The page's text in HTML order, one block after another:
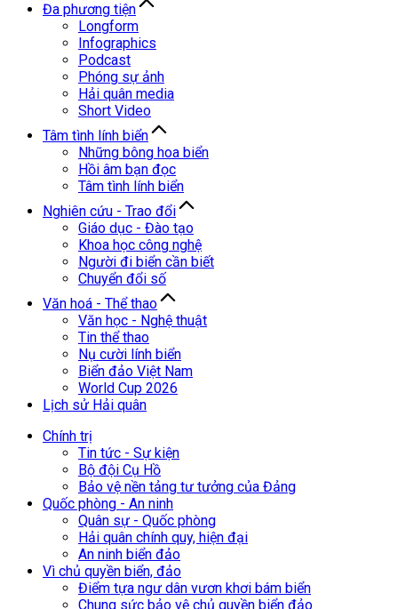
Đa phương tiện
Longform
Infographics
Podcast
Phóng sự ảnh
Hải quân media
Short Video
Tâm tình lính biển
Những bông hoa biển
Hồi âm bạn đọc
Tâm tình lính biển
Nghiên cứu - Trao đổi
Giáo dục - Đào tạo
Khoa học công nghệ
Người đi biển cần biết
Chuyển đổi số
Văn hoá - Thể thao
Văn học - Nghệ thuật
Tin thể thao
Nụ cười lính biển
Biển đảo Việt Nam
World Cup 2026
Lịch sử Hải quân
Chính trị
Tin tức - Sự kiện
Bộ đội Cụ Hồ
Bảo vệ nền tảng tư tưởng của Đảng
Quốc phòng - An ninh
Quân sự - Quốc phòng
Hải quân chính quy, hiện đại
An ninh biển đảo
Vì chủ quyền biển, đảo
Điểm tựa ngư dân vươn khơi bám biển
Chung sức bảo vệ chủ quyền biển đảo